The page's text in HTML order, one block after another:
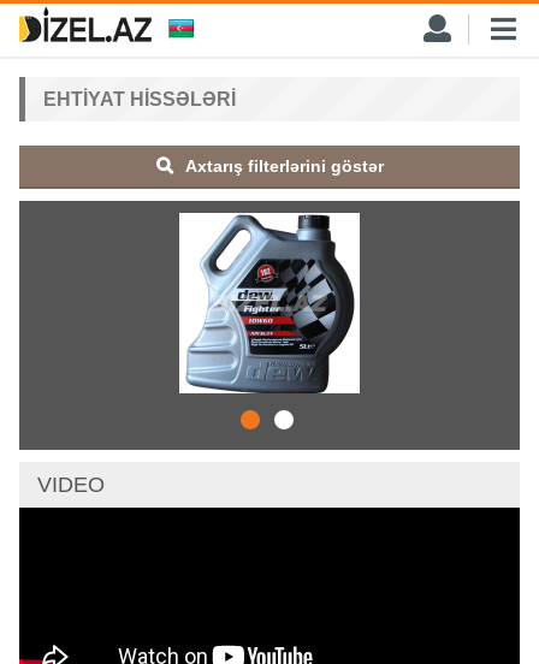
EHTIYAT HISSƏLƏRI
Axtarış filterlərini göstər
VIDEO